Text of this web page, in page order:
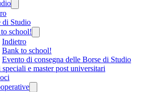
di Studio
school!
Indietro
Bank to school!
Evento di consegna delle Borse di Studio
speciali e master post universitari